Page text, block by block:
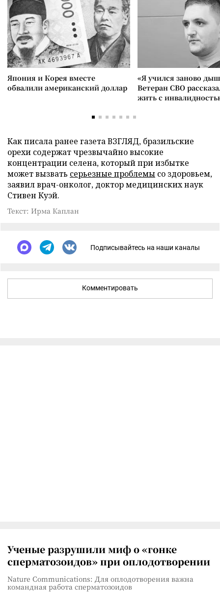
Япония и Корея вместе
обвалили американский доллар
«Я учился заново
Ветеран СВО
жить с
Как писала ранее газета ВЗГЛЯД, бразильские
орехи содержат чрезвычайно высокие
концентрации селена, который при избытке
может вызвать серьезные проблемы со здоровьем,
заявил врач-онколог, доктор медицинских наук
Стивен Куэй.
Текст: Ирма Каплан
Подписывайтесь на наши каналы
Комментировать
Ученые разрушили миф о «гонке
сперматозоидов» при оплодотворении
Nature Communications: Для оплодотворения важна
командная работа сперматозоидов